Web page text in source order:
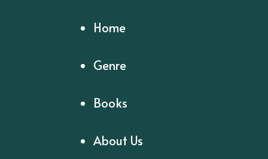
Home
Genre
Books
About Us